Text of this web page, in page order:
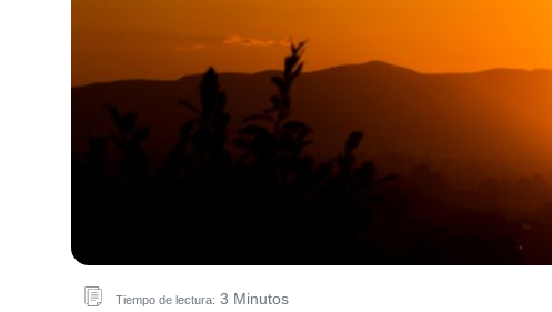
Tiempo de lectura: 3 Minutos